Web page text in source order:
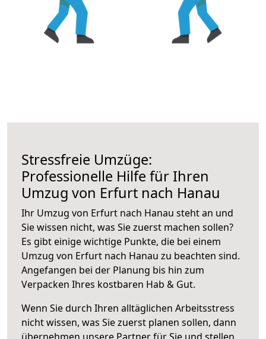
Stressfreie Umzüge:
Professionelle Hilfe für Ihren
Umzug von Erfurt nach Hanau
Ihr Umzug von Erfurt nach Hanau steht an und
Sie wissen nicht, was Sie zuerst machen sollen?
Es gibt einige wichtige Punkte, die bei einem
Umzug von Erfurt nach Hanau zu beachten sind.
Angefangen bei der Planung bis hin zum
Verpacken Ihres kostbaren Hab & Gut.
Wenn Sie durch Ihren alltäglichen Arbeitsstress
nicht wissen, was Sie zuerst planen sollen, dann